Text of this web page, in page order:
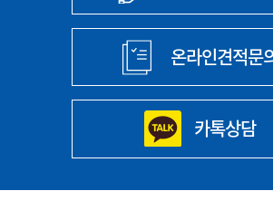
온라인견적문
카톡상담